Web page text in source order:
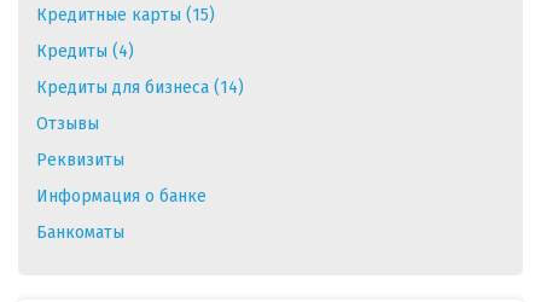
Кредитные карты (15)
Кредиты (4)
Кредиты для бизнеса (14)
Отзывы
Реквизиты
Информация о банке
Банкоматы